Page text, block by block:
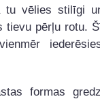
tu vēlies stilīgi
tievu pērļu rotu.
formas